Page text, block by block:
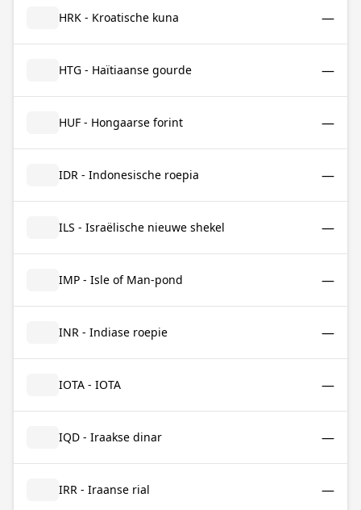
HRK - Kroatische kuna —
HTG - Haïtiaanse gourde —
HUF - Hongaarse forint —
IDR - Indonesische roepia —
ILS - Israëlische nieuwe shekel —
IMP - Isle of Man-pond —
INR - Indiase roepie —
IOTA - IOTA —
IQD - Iraakse dinar —
IRR - Iraanse rial —